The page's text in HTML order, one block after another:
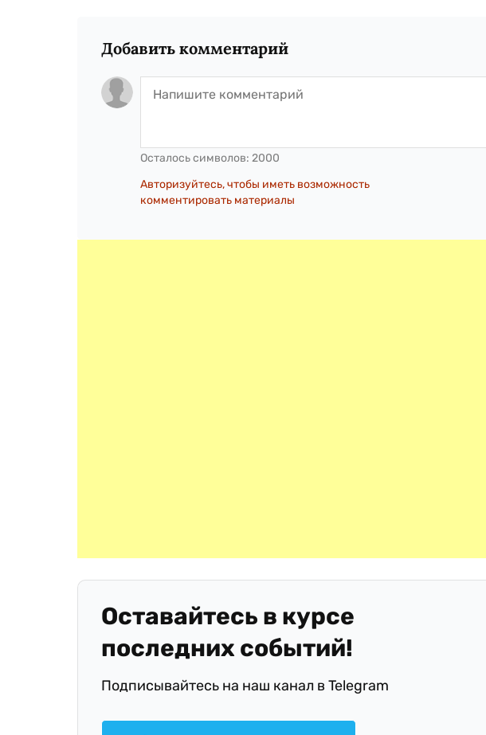
Добавить комментарий
Осталось символов: 2000
Авторизуйтесь, чтобы иметь возможность
комментировать материалы
Оставайтесь в курсе
последних событий!
Подписывайтесь на наш канал в Telegram